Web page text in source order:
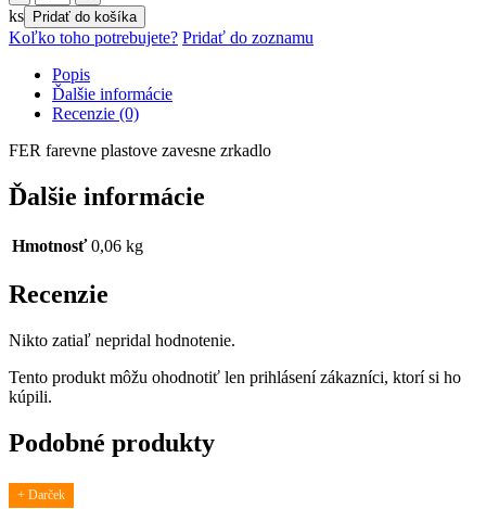
FER
farevne
plastove
zavesne
zrkadlo
ks Pridať do košíka
Koľko toho potrebujete? Pridať do zoznamu
Popis
Ďalšie informácie
Recenzie (0)
FER farevne plastove zavesne zrkadlo
Ďalšie informácie
Hmotnosť 0,06 kg
Recenzie
Nikto zatiaľ nepridal hodnotenie.
Tento produkt môžu ohodnotiť len prihlásení zákazníci, ktorí si ho
kúpili.
Podobné produkty
+ Darček